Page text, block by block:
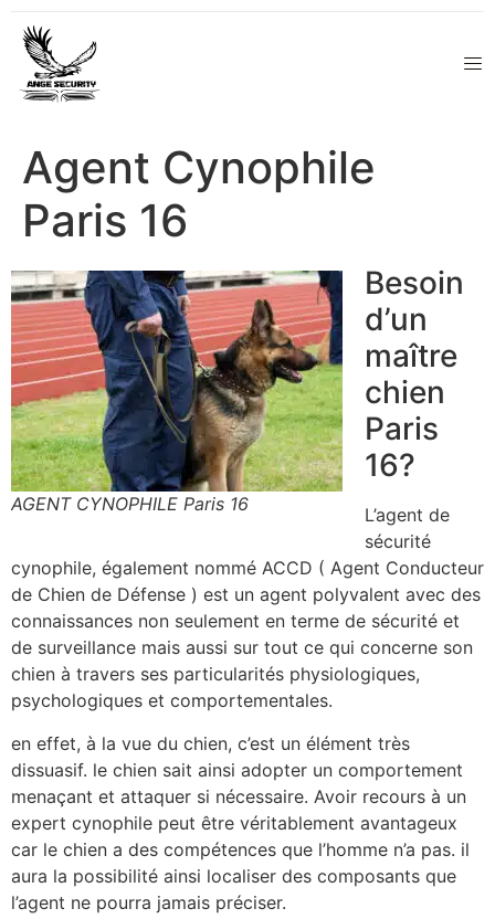
Agent Cynophile
Paris 16
AGENT CYNOPHILE Paris 16
Besoin
d’un
maître
chien
Paris
16?
L’agent de
sécurité
cynophile, également nommé ACCD ( Agent Conducteur
de Chien de Défense ) est un agent polyvalent avec des
connaissances non seulement en terme de sécurité et
de surveillance mais aussi sur tout ce qui concerne son
chien à travers ses particularités physiologiques,
psychologiques et comportementales.
en effet, à la vue du chien, c’est un élément très
dissuasif. le chien sait ainsi adopter un comportement
menaçant et attaquer si nécessaire. Avoir recours à un
expert cynophile peut être véritablement avantageux
car le chien a des compétences que l’homme n’a pas. il
aura la possibilité ainsi localiser des composants que
l’agent ne pourra jamais préciser.